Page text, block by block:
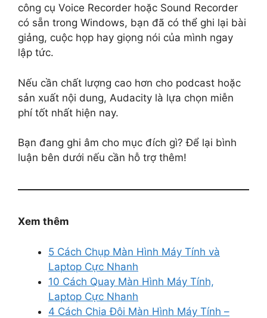
công cụ Voice Recorder hoặc Sound Recorder
có sẵn trong Windows, bạn đã có thể ghi lại bài
giảng, cuộc họp hay giọng nói của mình ngay
lập tức.
Nếu cần chất lượng cao hơn cho podcast hoặc
sản xuất nội dung, Audacity là lựa chọn miễn
phí tốt nhất hiện nay.
Bạn đang ghi âm cho mục đích gì? Để lại bình
luận bên dưới nếu cần hỗ trợ thêm!
Xem thêm
5 Cách Chụp Màn Hình Máy Tính và
Laptop Cực Nhanh
10 Cách Quay Màn Hình Máy Tính,
Laptop Cực Nhanh
4 Cách Chia Đôi Màn Hình Máy Tính –